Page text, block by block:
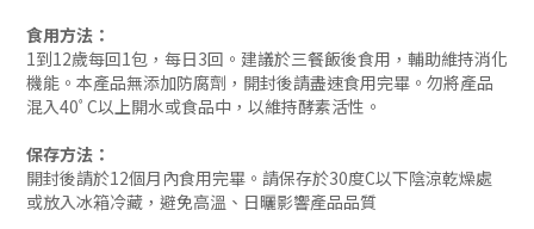
食用方法：
1到12歲每回1包，每日3回。建議於三餐飯後食用，輔助維持消化
機能。本產品無添加防腐劑，開封後請盡速食用完畢。勿將產品
混入40ﾟC以上開水或食品中，以維持酵素活性。
保存方法：
開封後請於12個月內食用完畢。請保存於30度C以下陰涼乾燥處
或放入冰箱冷藏，避免高溫、日曬影響產品品質